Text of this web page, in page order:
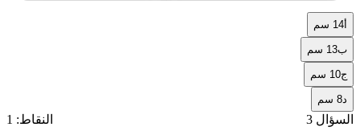
14 سم
ب13 سم
ج10 سم
8 سم
السؤال 3 النقاط: 1